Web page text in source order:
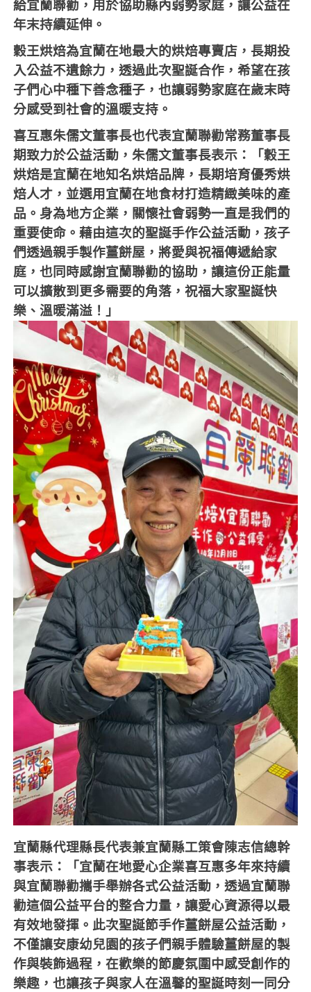
給宜蘭聯勸，用於協助縣內弱勢家庭，讓公益在
年末持續延伸。
穀王烘焙為宜蘭在地最大的烘焙專賣店，長期投
入公益不遺餘力，透過此次聖誕合作，希望在孩
子們心中種下善念種子，也讓弱勢家庭在歲末時
分感受到社會的溫暖支持。
喜互惠朱儒文董事長也代表宜蘭聯勸常務董事長
期致力於公益活動，朱儒文董事長表示：「穀王
烘焙是宜蘭在地知名烘焙品牌，長期培育優秀烘
焙人才，並選用宜蘭在地食材打造精緻美味的產
品。身為地方企業，關懷社會弱勢一直是我們的
重要使命。藉由這次的聖誕手作公益活動，孩子
們透過親手製作薑餅屋，將愛與祝福傳遞給家
庭，也同時感謝宜蘭聯勸的協助，讓這份正能量
可以擴散到更多需要的角落，祝福大家聖誕快
樂、溫暖滿溢！」
宜蘭縣代理縣長代表兼宜蘭縣工策會陳志信總幹
事表示：「宜蘭在地愛心企業喜互惠多年來持續
與宜蘭聯勸攜手舉辦各式公益活動，透過宜蘭聯
勸這個公益平台的整合力量，讓愛心資源得以最
有效地發揮。此次聖誕節手作薑餅屋公益活動，
不僅讓安康幼兒園的孩子們親手體驗薑餅屋的製
作與裝飾過程，在歡樂的節慶氛圍中感受創作的
樂趣，也讓孩子與家人在溫馨的聖誕時刻一同分